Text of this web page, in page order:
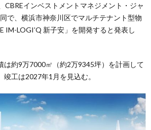
CBREインベストメントマネジメント・ジャ
で、横浜市神奈川区でマルチテナント型物
IM-LOGI’Q 新子安」を開発すると発表し
は約9万7000㎡（約2万9345坪）を計画して
工は2027年1月を見込む。